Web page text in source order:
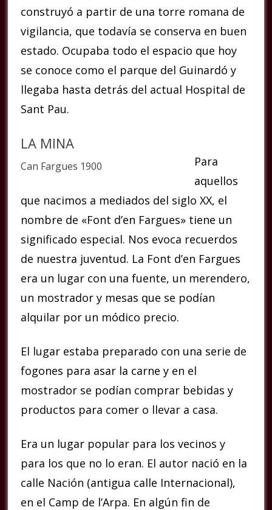
construyó a partir de una torre romana de
vigilancia, que todavía se conserva en buen
estado. Ocupaba todo el espacio que hoy
se conoce como el parque del Guinardó y
llegaba hasta detrás del actual Hospital de
Sant Pau.
LA MINA
Can Fargues 1900
Para
aquellos
que nacimos a mediados del siglo XX, el
nombre de «Font d’en Fargues» tiene un
significado especial. Nos evoca recuerdos
de nuestra juventud. La Font d’en Fargues
era un lugar con una fuente, un merendero,
un mostrador y mesas que se podían
alquilar por un módico precio.
El lugar estaba preparado con una serie de
fogones para asar la carne y en el
mostrador se podían comprar bebidas y
productos para comer o llevar a casa.
Era un lugar popular para los vecinos y
para los que no lo eran. El autor nació en la
calle Nación (antigua calle Internacional),
en el Camp de l’Arpa. En algún fin de